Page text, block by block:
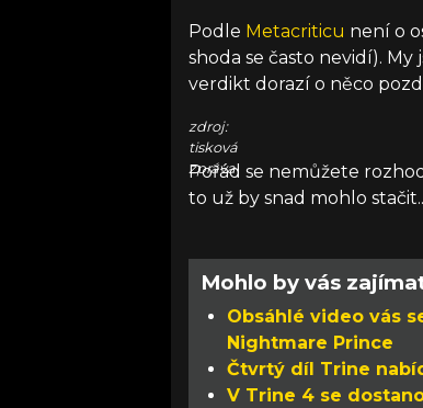
Podle Metacriticu není o
shoda se často nevidí).
verdikt dorazí o něco
zdroj:
tisková
zpráva
Pořád se nemůžete
to už by snad mohlo
Mohlo by vás
Obsáhlé video vás
Nightmare Prince
Čtvrtý díl Trine
V Trine 4 se